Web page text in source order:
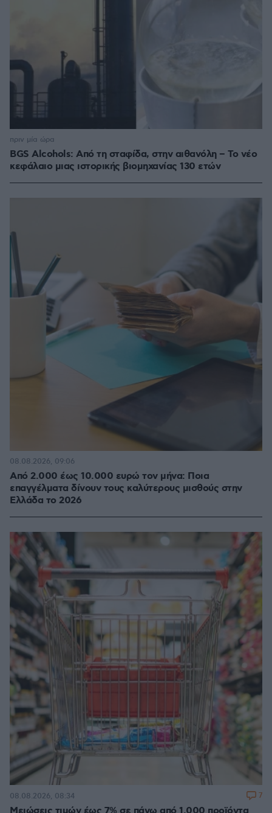
BGS Alcohols: Από τη σταφίδα, στην αιθανόλη – Το νέο
κεφάλαιο μιας ιστορικής βιομηχανίας 130 ετών
πριν μία ώρα
Από 2.000 έως 10.000 ευρώ τον μήνα: Ποια
επαγγέλματα δίνουν τους καλύτερους μισθούς στην
Ελλάδα το 2026
08.08.2026, 09:06
08.08.2026, 08:34 7